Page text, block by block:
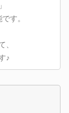
す。
、
♪